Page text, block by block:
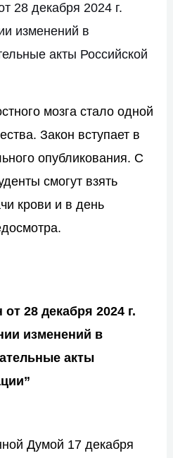
28 декабря 2024 г.
изменений в
акты Российской
мозга стало одной
Закон вступает в
опубликования. С
смогут взять
крови и в день
28 декабря 2024 г.
изменений в
акты
Думой 17 декабря